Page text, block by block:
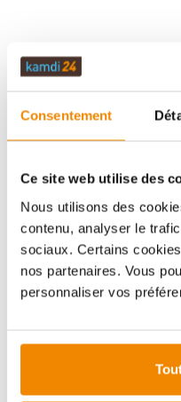
Consentement
Ce site web utilise des
Nous utilisons des
contenu, analyser le
sociaux. Certains
nos partenaires. Vous
personnaliser vos
DESCRIPTION
DONNÉES TECHNIQUES
ÉVALUATIONS (0)
INFORMATIONS